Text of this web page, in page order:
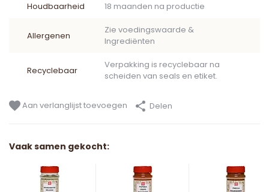
Houdbaarheid 18 maanden na productie
Allergenen
Zie voedingswaarde &
Ingrediënten
Recyclebaar
Verpakking is recyclebaar na
scheiden van seals en etiket.
Aan verlanglijst toevoegen Delen
Vaak samen gekocht: